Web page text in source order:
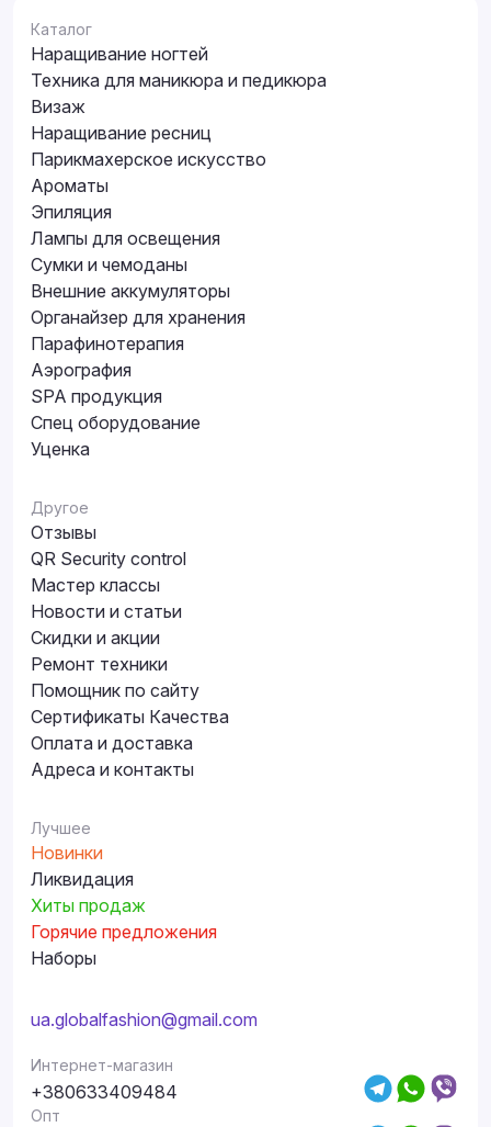
Каталог
Наращивание ногтей
Техника для маникюра и педикюра
Визаж
Наращивание ресниц
Парикмахерское искусство
Ароматы
Эпиляция
Лампы для освещения
Сумки и чемоданы
Внешние аккумуляторы
Органайзер для хранения
Парафинотерапия
Аэрография
SPA продукция
Спец оборудование
Уценка
Другое
Отзывы
QR Security control
Мастер классы
Новости и статьи
Скидки и акции
Ремонт техники
Помощник по сайту
Сертификаты Качества
Оплата и доставка
Адреса и контакты
Лучшее
Новинки
Ликвидация
Хиты продаж
Горячие предложения
Наборы
ua.globalfashion@gmail.com
Интернет-магазин
+380633409484
Опт